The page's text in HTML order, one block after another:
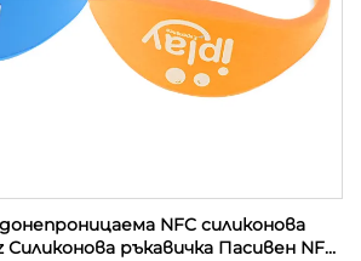
NFC силиконова
Силиконова ръкавичка Пасивен NFC